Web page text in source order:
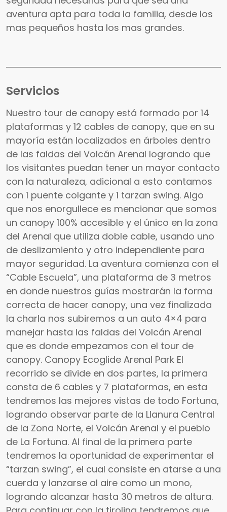
aventura apta para toda la familia, desde los
mas pequeños hasta los mas grandes.
Servicios
Nuestro tour de canopy está formado por 14
plataformas y 12 cables de canopy, que en su
mayoría están localizados en árboles dentro
de las faldas del Volcán Arenal logrando que
los visitantes puedan tener un mayor contacto
con la naturaleza, adicional a esto contamos
con 1 puente colgante y 1 tarzan swing. Algo
que nos enorgullece es mencionar que somos
un canopy 100% accesible y el único en la zona
del Arenal que utiliza doble cable, usando uno
de deslizamiento y otro independiente para
mayor seguridad. La aventura comienza con el
“Cable Escuela”, una plataforma de 3 metros
en donde nuestros guías mostrarán la forma
correcta de hacer canopy, una vez finalizada
la charla nos subiremos a un auto 4×4 para
manejar hasta las faldas del Volcán Arenal
que es donde empezamos con el tour de
canopy. Canopy Ecoglide Arenal Park El
recorrido se divide en dos partes, la primera
consta de 6 cables y 7 plataformas, en esta
tendremos las mejores vistas de todo Fortuna,
logrando observar parte de la Llanura Central
de la Zona Norte, el Volcán Arenal y el pueblo
de La Fortuna. Al final de la primera parte
tendremos la oportunidad de experimentar el
“tarzan swing”, el cual consiste en atarse a una
cuerda y lanzarse al aire como un mono,
logrando alcanzar hasta 30 metros de altura.